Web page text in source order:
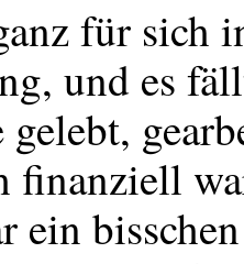
für sich
und es
finanziell
ein